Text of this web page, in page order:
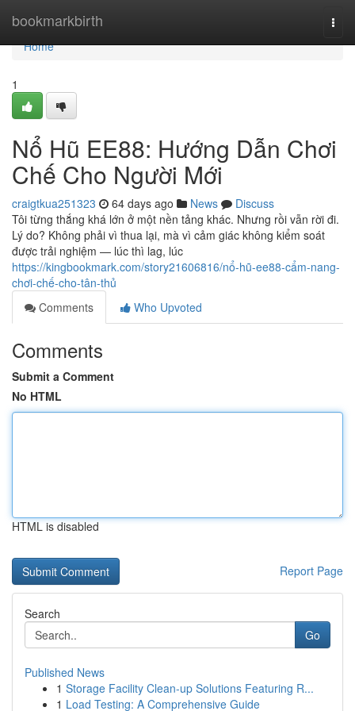
bookmarkbirth
Home
Home
1
Nổ Hũ EE88: Hướng Dẫn Chơi
Chế Cho Người Mới
craigtkua251323 64 days ago News
Discuss
Tôi từng thắng khá lớn ở một nền tảng khác. Nhưng rồi vẫn rời đi.
Lý do? Không phải vì thua lại, mà vì cảm giác không kiểm soát
được trải nghiệm — lúc thì lag, lúc
https://kingbookmark.com/story21606816/nổ-hũ-ee88-cẩm-nang-
chơi-chế-cho-tân-thủ
Comments
Who Upvoted
Comments
Submit a Comment
No HTML
HTML is disabled
Report Page
Search
Go
Published News
1 Storage Facility Clean-up Solutions Featuring R...
1 Load Testing: A Comprehensive Guide